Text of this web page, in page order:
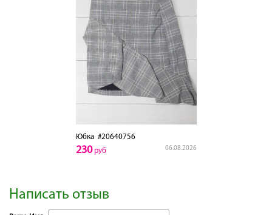
Юбка#20640756
06.08.2026
230руб
Написать отзыв